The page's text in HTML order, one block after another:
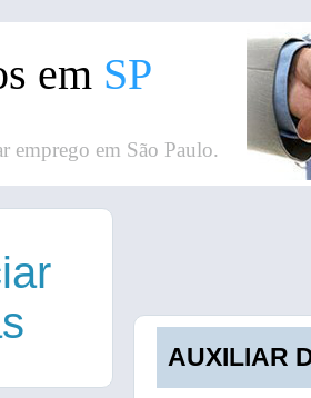
em SP
emprego em São Paulo.
AUXILIAR